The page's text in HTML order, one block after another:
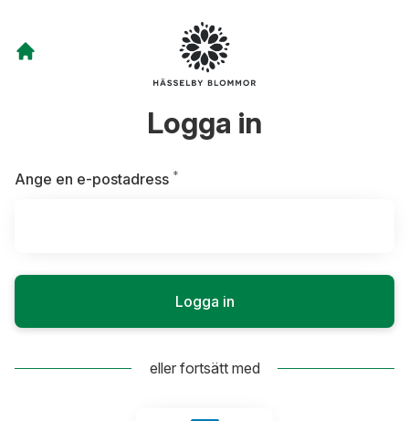
Logga in
Ange en e-postadress *
Logga in
eller fortsätt med